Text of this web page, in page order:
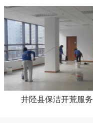
井陉县保洁开荒服务